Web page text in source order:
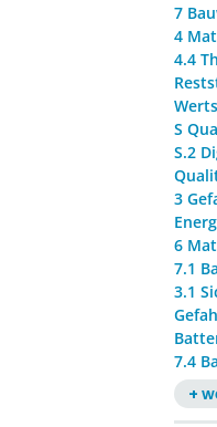
7
4
4.4
S
S.2
3
6
7.1
3.1
7.4
+